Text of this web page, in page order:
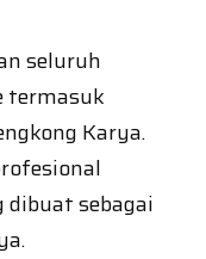
seluruh
termasuk
Karya.
sebagai